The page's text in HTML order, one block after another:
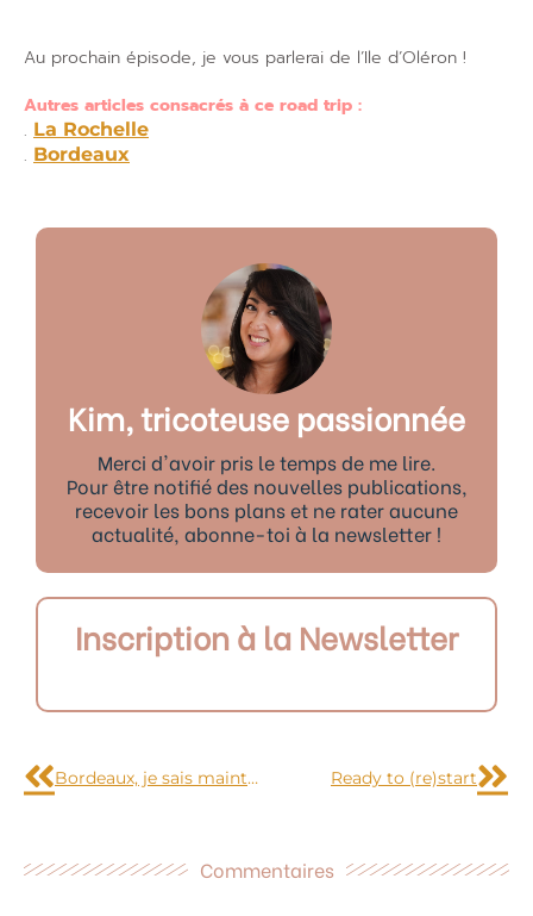
Au prochain épisode, je vous parlerai de l’Ile d’Oléron !
Autres articles consacrés à ce road trip :
. La Rochelle
. Bordeaux
Kim, tricoteuse passionnée
Merci d'avoir pris le temps de me lire.
Pour être notifié des nouvelles publications,
recevoir les bons plans et ne rater aucune
actualité, abonne-toi à la newsletter !
Inscription à la Newsletter
Bordeaux, je sais maintenant pourquoi tous les parisiens veulent s’y installer Ready to (re)start
Commentaires